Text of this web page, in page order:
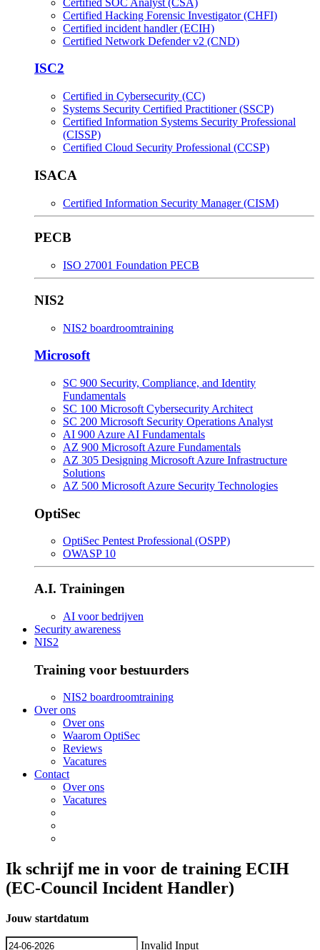
Certified Hacking Forensic Investigator (CHFI)
Certified incident handler (ECIH)
Certified Network Defender v2 (CND)
ISC2
Certified in Cybersecurity (CC)
Systems Security Certified Practitioner (SSCP)
Certified Information Systems Security Professional
(CISSP)
Certified Cloud Security Professional (CCSP)
ISACA
Certified Information Security Manager (CISM)
PECB
ISO 27001 Foundation PECB
NIS2
NIS2 boardroomtraining
Microsoft
SC 900 Security, Compliance, and Identity
Fundamentals
SC 100 Microsoft Cybersecurity Architect
SC 200 Microsoft Security Operations Analyst
AI 900 Azure AI Fundamentals
AZ 900 Microsoft Azure Fundamentals
AZ 305 Designing Microsoft Azure Infrastructure
Solutions
AZ 500 Microsoft Azure Security Technologies
OptiSec
OptiSec Pentest Professional (OSPP)
OWASP 10
A.I. Trainingen
AI voor bedrijven
Security awareness
NIS2
Training voor bestuurders
NIS2 boardroomtraining
Over ons
Over ons
Waarom OptiSec
Reviews
Vacatures
Contact
Over ons
Vacatures
Ik schrijf me in voor de training ECIH
(EC-Council Incident Handler)
Jouw startdatum
Invalid Input